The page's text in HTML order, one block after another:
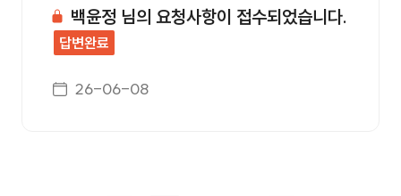
백윤정 님의 요청사항이 접수되었습니다.
답변완료
게시일자
26-06-08